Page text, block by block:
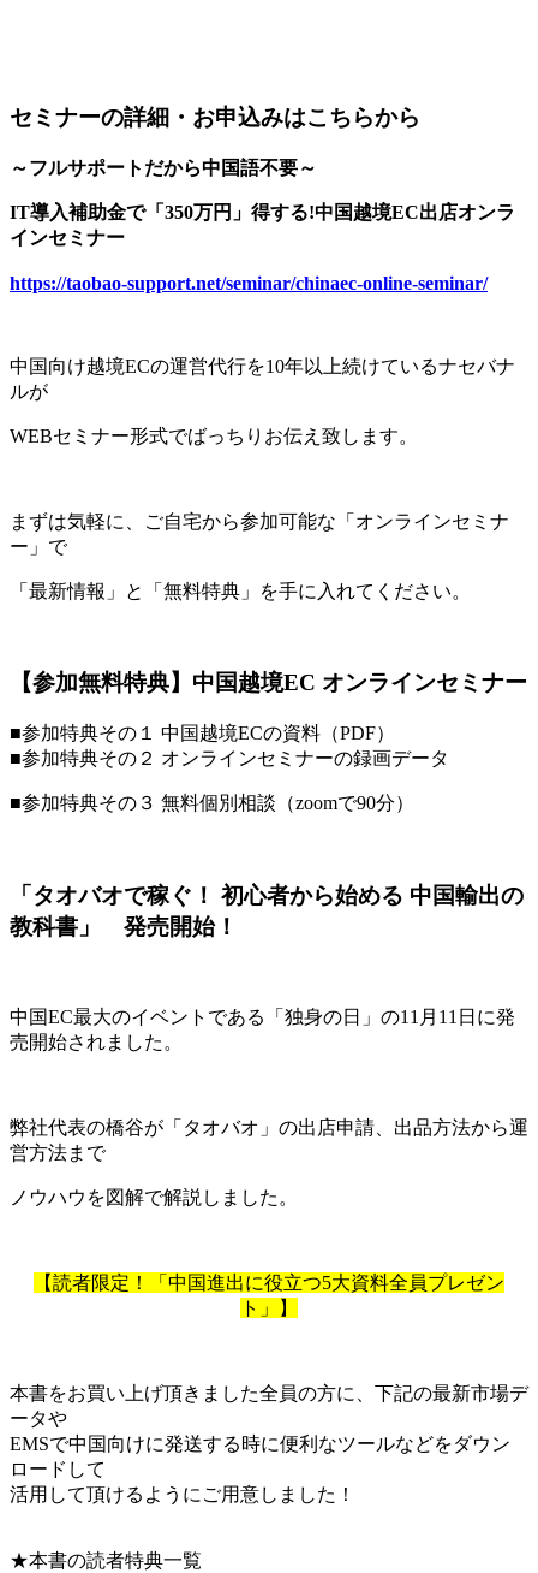
セミナーの詳細・お申込みはこちらから
～フルサポートだから中国語不要～
IT導入補助金で「350万円」得する!中国越境EC出店オンラ
インセミナー
https://taobao-support.net/seminar/chinaec-online-seminar/
中国向け越境ECの運営代行を10年以上続けているナセバナ
ルが
WEBセミナー形式でばっちりお伝え致します。
まずは気軽に、ご自宅から参加可能な「オンラインセミナ
ー」で
「最新情報」と「無料特典」を手に入れてください。
【参加無料特典】中国越境EC オンラインセミナー
■参加特典その１ 中国越境ECの資料（PDF）
■参加特典その２ オンラインセミナーの録画データ
■参加特典その３ 無料個別相談（zoomで90分）
「タオバオで稼ぐ！ 初心者から始める 中国輸出の
教科書」 発売開始！
中国EC最大のイベントである「独身の日」の11月11日に発
売開始されました。
弊社代表の橋谷が「タオバオ」の出店申請、出品方法から運
営方法まで
ノウハウを図解で解説しました。
【読者限定！「中国進出に役立つ5大資料全員プレゼン
ト」】
本書をお買い上げ頂きました全員の方に、下記の最新市場デ
ータや
EMSで中国向けに発送する時に便利なツールなどをダウン
ロードして
活用して頂けるようにご用意しました！
★本書の読者特典一覧